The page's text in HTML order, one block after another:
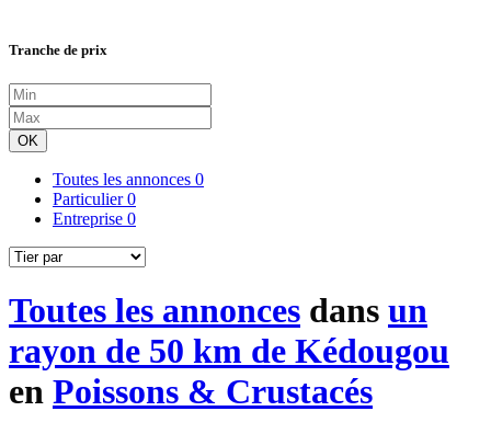
Tranche de prix
OK
Toutes les annonces 0
Particulier0
Entreprise 0
Toutes les annonces dans un
rayon de 50 km de Kédougou
en Poissons & Crustacés